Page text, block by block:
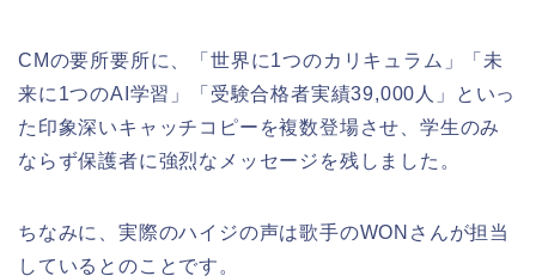
CMの要所要所に、「世界に1つのカリキュラム」「未
来に1つのAI学習」「受験合格者実績39,000人」といっ
た印象深いキャッチコピーを複数登場させ、学生のみ
ならず保護者に強烈なメッセージを残しました。
ちなみに、実際のハイジの声は歌手のWONさんが担当
しているとのことです。